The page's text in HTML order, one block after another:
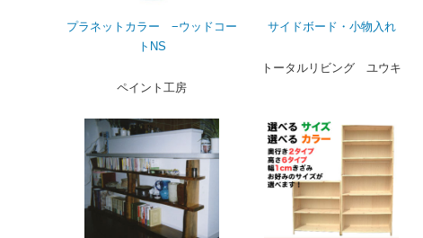
プラネットカラー −ウッドコー
トNS
ペイント工房
サイドボード・小物入れ
トータルリビング ユウキ